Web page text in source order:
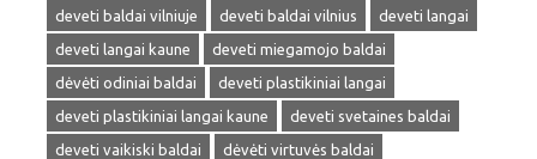
deveti baldai vilniuje deveti baldai vilnius
deveti langai
deveti langai kaune
deveti miegamojo baldai
dėvėti odiniai baldai
deveti plastikiniai langai
deveti plastikiniai langai kaune
deveti svetaines baldai
deveti vaikiski baldai
dėvėti virtuvės baldai